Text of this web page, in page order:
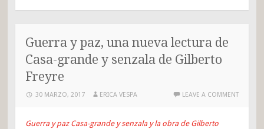
Guerra y paz, una nueva lectura de
Casa-grande y senzala de Gilberto
Freyre
30 MARZO, 2017 ERICA VESPA LEAVE A COMMENT
Guerra y paz Casa-grande y senzala y la obra de Gilberto